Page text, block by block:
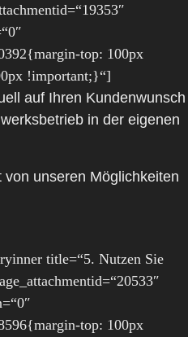
top: 100px
!important;}“]
auf Ihren Kundenwunsch
in der eigenen
unseren Möglichkeiten
title=“5. Nutzen Sie
top: 100px